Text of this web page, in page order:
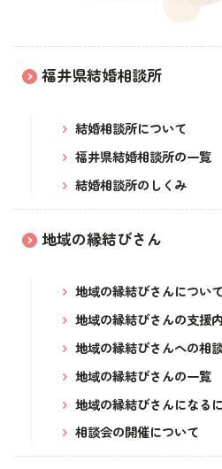
イベント・セミナー
婚活支援事業
お役立ち情報
その他
ふくい婚活サポートセンターについて
福井県結婚相談所
結婚相談所について
福井県結婚相談所の一覧
結婚相談所のしくみ
地域の縁結びさん
地域の縁結びさんについて
地域の縁結びさんの支援
地域の縁結びさんへの相
地域の縁結びさんの一覧
地域の縁結びさんになる
相談会の開催について